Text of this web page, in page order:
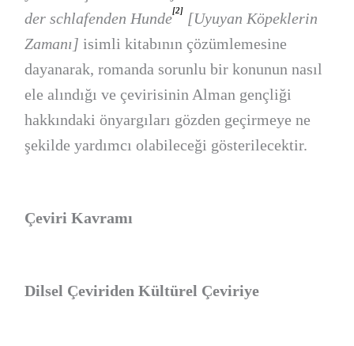
der schlafenden Hunde[2] [Uyuyan Köpeklerin
Zamanı] isimli kitabının çözümlemesine
dayanarak, romanda sorunlu bir konunun nasıl
ele alındığı ve çevirisinin Alman gençliği
hakkındaki önyargıları gözden geçirmeye ne
şekilde yardımcı olabileceği gösterilecektir.
Çeviri Kavramı
Dilsel Çeviriden Kültürel Çeviriye